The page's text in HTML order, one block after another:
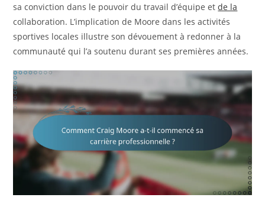
sa conviction dans le pouvoir du travail d’équipe etde la
collaboration. L’implication de Moore dans les activités
sportives locales illustre son dévouement à redonner à la
communauté qui l’a soutenu durant ses premières années.